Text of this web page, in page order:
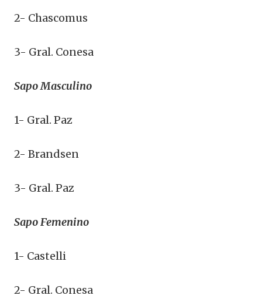
2- Chascomus
3- Gral. Conesa
Sapo Masculino
1- Gral. Paz
2- Brandsen
3- Gral. Paz
Sapo Femenino
1- Castelli
2- Gral. Conesa